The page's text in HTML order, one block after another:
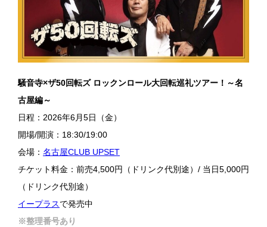
騒音寺×ザ50回転ズ ロックンロール大回転巡礼ツアー！～名
古屋編～
日程：2026年6月5日（金）
開場/開演：18:30/19:00
会場： 名古屋CLUB UPSET
チケット料金：前売4,500円（ドリンク代別途）/ 当日5,000円
（ドリンク代別途）
イープラスで発売中
※整理番号あり